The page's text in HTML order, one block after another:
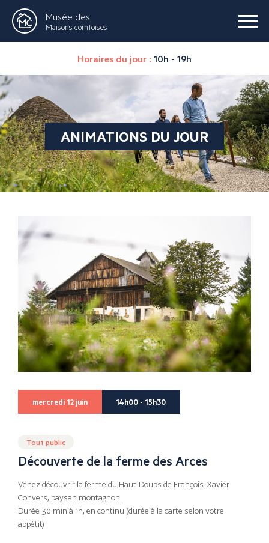
Musée des
Maisons comtoises
Horaires du jour : 10h - 19h
ANIMATIONS DU JOUR
mercredi 12 juin 14h00 - 15h30
Tout public
Découverte de la ferme des Arces
Venez découvrir la ferme du Haut-Doubs de François-Xavier
Convers, paysan montagnon.
Durée 30 min à 1h, en continu (durée à la carte selon votre
appétit)